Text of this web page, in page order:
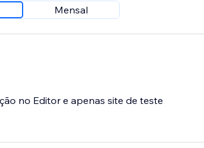
Mensal
no Editor e apenas site de teste